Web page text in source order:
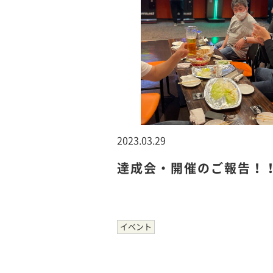
2023.03.29
達成会・開催のご報告！
イベント